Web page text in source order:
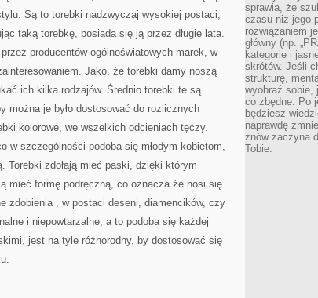
Są to torebki nadzwyczaj wysokiej postaci,
taką torebkę, posiada się ją przez długie lata.
producentów ogólnoświatowych marek, w
Jako, że torebki damy noszą
ich kilka rodzajów. Średnio torebki te są
można je było dostosować do rozlicznych
kolorowe, we wszelkich odcieniach tęczy.
w szczególności podoba się młodym kobietom,
Torebki zdołają mieć paski, dzięki którym
mieć formę podręczną, co oznacza że nosi się
zdobienia , w postaci deseni, diamencików, czy
i niepowtarzalne, a to podoba się każdej
jest na tyle różnorodny, by dostosować się
sprawia, że
czasu niż jego
rozwiązaniem
główny (np.
kategorie i
skrótów. Jeśli
strukturę,
wyobraź sobie,
co zbędne. Po
będziesz
naprawdę
znów zaczyna
Tobie.